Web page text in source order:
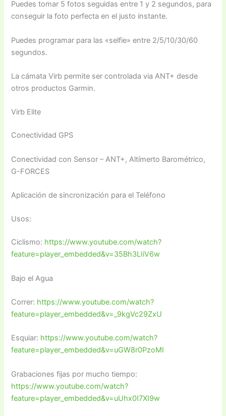
Puedes tomar 5 fotos seguidas entre 1 y 2 segundos, para
conseguir la foto perfecta en el justo instante.
Puedes programar para las «selfie» entre 2/5/10/30/60
segundos.
La cámata Virb permite ser controlada via ANT+ desde
otros productos Garmin.
Virb Elite
Conectividad GPS
Conectividad con Sensor – ANT+, Altímerto Barométrico,
G-FORCES
Aplicación de sincronización para el Teléfono
Usos:
Ciclismo: https://www.youtube.com/watch?
feature=player_embedded&v=35Bh3LIiV6w
Bajo el Agua
Correr: https://www.youtube.com/watch?
feature=player_embedded&v=_9kgVc29ZxU
Esquiar: https://www.youtube.com/watch?
feature=player_embedded&v=uGW8r0PzoMI
Grabaciones fijas por mucho tiempo:
https://www.youtube.com/watch?
feature=player_embedded&v=uUhx0I7XI9w